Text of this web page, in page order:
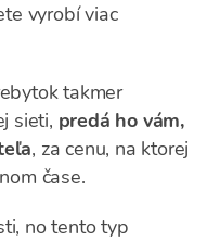
vyrobí viac
takmer
sieti, predá ho vám,
, za cenu, na ktorej
čase.
no tento typ